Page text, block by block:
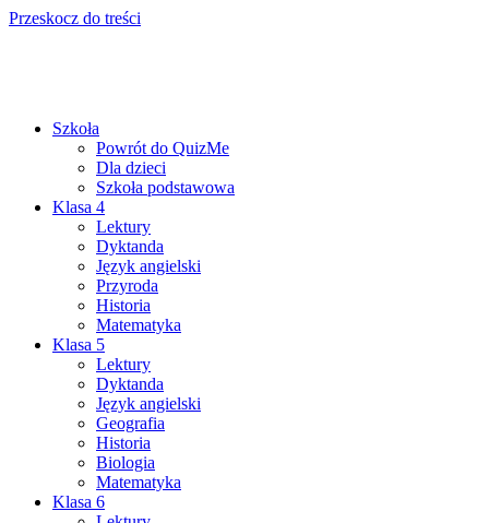
Przeskocz do treści
Szkoła
Powrót do QuizMe
Dla dzieci
Szkoła podstawowa
Klasa 4
Lektury
Dyktanda
Język angielski
Przyroda
Historia
Matematyka
Klasa 5
Lektury
Dyktanda
Język angielski
Geografia
Historia
Biologia
Matematyka
Klasa 6